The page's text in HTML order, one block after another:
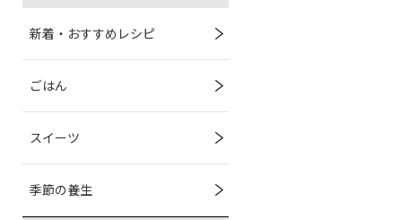
新着・おすすめレシピ
ごはん
スイーツ
季節の養生